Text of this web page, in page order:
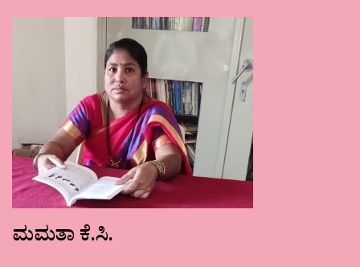
ಮಮತಾ ಕೆ.ಸಿ.